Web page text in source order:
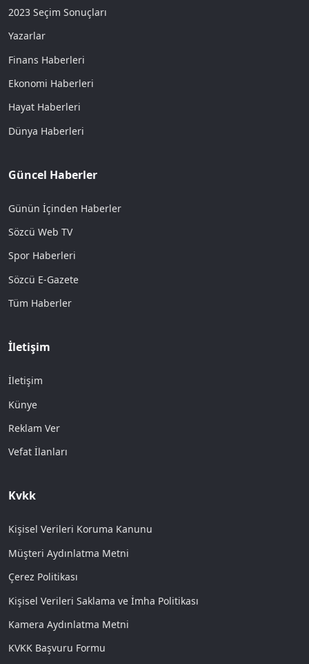
2023 Seçim Sonuçları
Yazarlar
Finans Haberleri
Ekonomi Haberleri
Hayat Haberleri
Dünya Haberleri
Güncel Haberler
Günün İçinden Haberler
Sözcü Web TV
Spor Haberleri
Sözcü E-Gazete
Tüm Haberler
İletişim
İletişim
Künye
Reklam Ver
Vefat İlanları
Kvkk
Kişisel Verileri Koruma Kanunu
Müşteri Aydınlatma Metni
Çerez Politikası
Kişisel Verileri Saklama ve İmha Politikası
Kamera Aydınlatma Metni
KVKK Başvuru Formu